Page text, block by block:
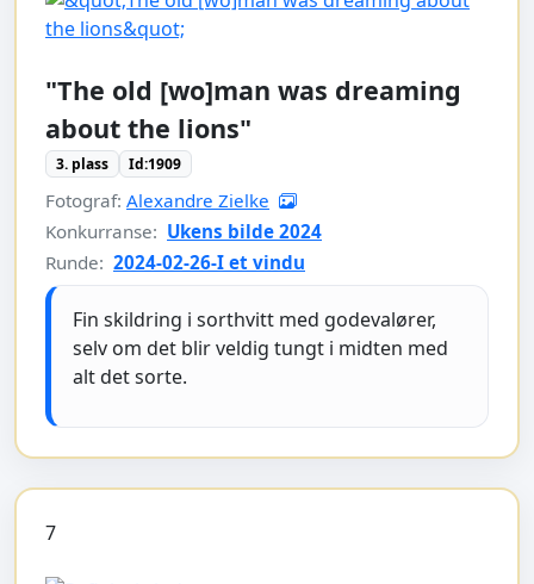
"The old [wo]man was dreaming
about the lions"
3. plass Id:1909
Fotograf: Alexandre Zielke
Konkurranse: Ukens bilde 2024
Runde: 2024-02-26-I et vindu
Fin skildring i sorthvitt med godevalører,
selv om det blir veldig tungt i midten med
alt det sorte.
7